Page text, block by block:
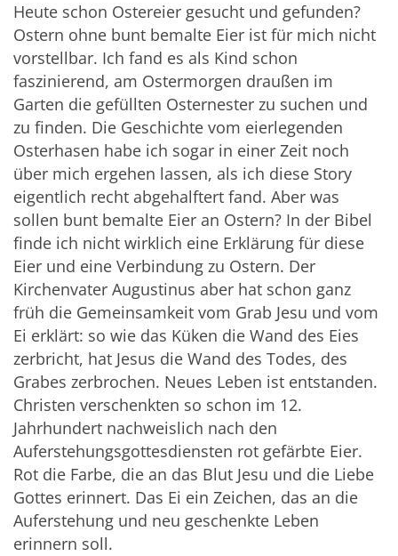
Heute schon Ostereier gesucht und gefunden?
Ostern ohne bunt bemalte Eier ist für mich nicht
vorstellbar. Ich fand es als Kind schon
faszinierend, am Ostermorgen draußen im
Garten die gefüllten Osternester zu suchen und
zu finden. Die Geschichte vom eierlegenden
Osterhasen habe ich sogar in einer Zeit noch
über mich ergehen lassen, als ich diese Story
eigentlich recht abgehalftert fand. Aber was
sollen bunt bemalte Eier an Ostern? In der Bibel
finde ich nicht wirklich eine Erklärung für diese
Eier und eine Verbindung zu Ostern. Der
Kirchenvater Augustinus aber hat schon ganz
früh die Gemeinsamkeit vom Grab Jesu und vom
Ei erklärt: so wie das Küken die Wand des Eies
zerbricht, hat Jesus die Wand des Todes, des
Grabes zerbrochen. Neues Leben ist entstanden.
Christen verschenkten so schon im 12.
Jahrhundert nachweislich nach den
Auferstehungsgottesdiensten rot gefärbte Eier.
Rot die Farbe, die an das Blut Jesu und die Liebe
Gottes erinnert. Das Ei ein Zeichen, das an die
Auferstehung und neu geschenkte Leben
erinnern soll.